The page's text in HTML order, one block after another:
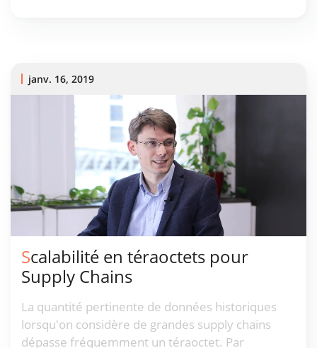
janv. 16, 2019
Scalabilité en téraoctets pour
Supply Chains
La quantité pertinente de données historiques
lorsqu'on considère de grandes supply chains
dépasse fréquemment un téraoctet. Par